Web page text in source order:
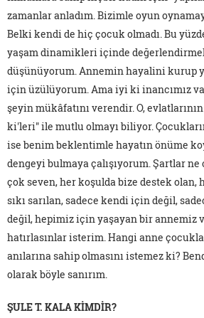
zamanlar anladım. Bizimle oyun
Belki kendi de hiç çocuk olmadı. Bu
yaşam dinamikleri içinde
düşünüyorum. Annemin hayalini kurup
için üzülüyorum. Ama iyi ki inancımız
şeyin mükâfatını verendir. O,
ki'leri" ile mutlu olmayı biliyor.
ise benim beklentimle hayatın önüme
dengeyi bulmaya çalışıyorum. Şartlar
çok seven, her koşulda bize destek olan,
sıkı sarılan, sadece kendi için değil,
değil, hepimiz için yaşayan bir annemiz
hatırlasınlar isterim. Hangi anne
anılarına sahip olmasını istemez ki?
olarak böyle sanırım.
ŞULE T. KALA KİMDİR?